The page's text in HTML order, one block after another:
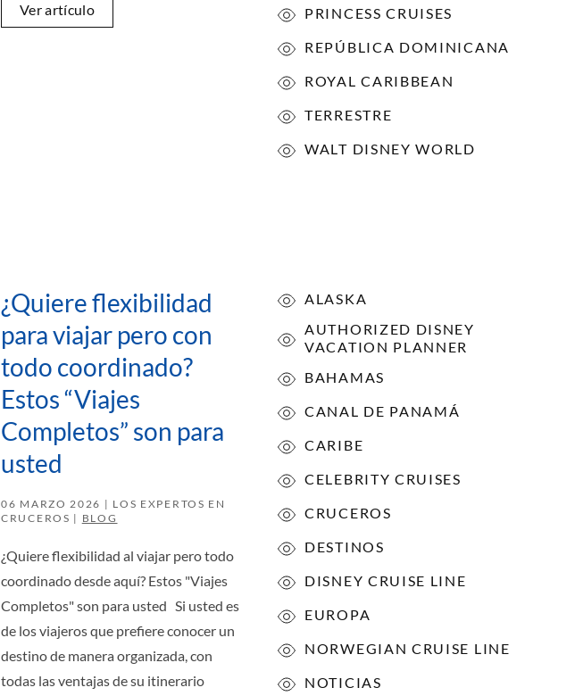
Ver artículo
PRINCESS CRUISES
REPÚBLICA DOMINICANA
ROYAL CARIBBEAN
TERRESTRE
WALT DISNEY WORLD
¿Quiere flexibilidad
para viajar pero con
todo coordinado?
Estos “Viajes
Completos” son para
usted
06 MARZO 2026 | LOS EXPERTOS EN
CRUCEROS | BLOG
¿Quiere flexibilidad al viajar pero todo
coordinado desde aquí? Estos "Viajes
Completos" son para usted Si usted es
de los viajeros que prefiere conocer un
destino de manera organizada, con
todas las ventajas de su itinerario
ALASKA
AUTHORIZED DISNEY
VACATION PLANNER
BAHAMAS
CANAL DE PANAMÁ
CARIBE
CELEBRITY CRUISES
CRUCEROS
DESTINOS
DISNEY CRUISE LINE
EUROPA
NORWEGIAN CRUISE LINE
NOTICIAS